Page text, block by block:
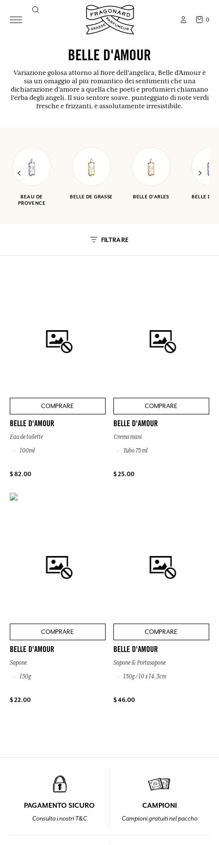
0
BELLE D'AMOUR
Variazione golosa attorno al fiore dell'angelica, Belle d'Amour è
sia un omaggio al più romantico dei sentimenti che una
dichiarazione d'amore a quella che poeti e profumieri chiamano
l'erba degli angeli. Il suo sentore soave, punteggiato di note verdi
fresche e frizzanti, è assolutamente irresistibile.
BEAU DE
PROVENCE
BELLE DE GRASSE BELLE D'ARLES BELLE DE
FILTRARE
COMPRARE
BELLE D'AMOUR
Eau de toilette
100ml
$ 82.00
COMPRARE
BELLE D'AMOUR
Crema mani
Tubo 75 ml
$ 25.00
COMPRARE
BELLE D'AMOUR
Sapone
150g
$ 22.00
COMPRARE
BELLE D'AMOUR
Sapone & Portasapone
150g / 10 x 14.5cm
$ 46.00
PAGAMENTO SICURO
Consulta i nostri T&C
CAMPIONI
Campioni gratuiti nel paccho